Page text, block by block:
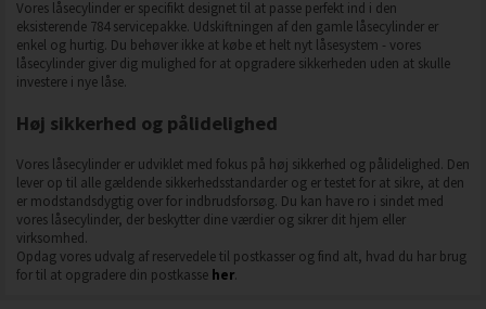
Vores låsecylinder er specifikt designet til at passe perfekt ind i den
eksisterende 784 servicepakke. Udskiftningen af den gamle låsecylinder er
enkel og hurtig. Du behøver ikke at købe et helt nyt låsesystem - vores
låsecylinder giver dig mulighed for at opgradere sikkerheden uden at skulle
investere i nye låse.
Høj sikkerhed og pålidelighed
Vores låsecylinder er udviklet med fokus på høj sikkerhed og pålidelighed. Den
lever op til alle gældende sikkerhedsstandarder og er testet for at sikre, at den
er modstandsdygtig over for indbrudsforsøg. Du kan have ro i sindet med
vores låsecylinder, der beskytter dine værdier og sikrer dit hjem eller
virksomhed.
Opdag vores udvalg af reservedele til postkasser og find alt, hvad du har brug
for til at opgradere din postkasse her.